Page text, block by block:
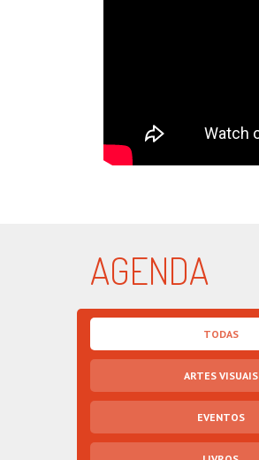
AGENDA
TODAS
ARTES VISUAIS
EVENTOS